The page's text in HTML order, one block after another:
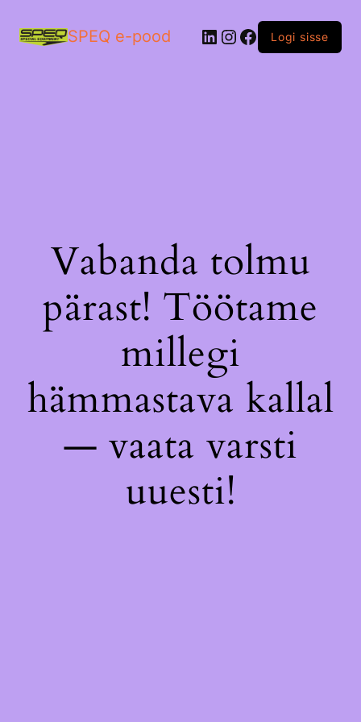
SPEQ e-pood LinkedIn
Instagram
Facebook
Logi sisse
Vabanda tolmu
pärast! Töötame
millegi
hämmastava kallal
— vaata varsti
uuesti!